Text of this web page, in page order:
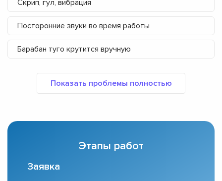
Скрип, гул, вибрация
Посторонние звуки во время работы
Барабан туго крутится вручную
Этапы работ
Заявка